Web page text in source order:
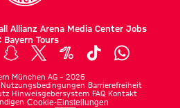
Allianz Arena Media Center Jobs
Bayern Tours
München AG – 2026
Nutzungsbedingungen Barrierefreiheit
Hinweisgebersystem FAQ Kontakt
Cookie-Einstellungen